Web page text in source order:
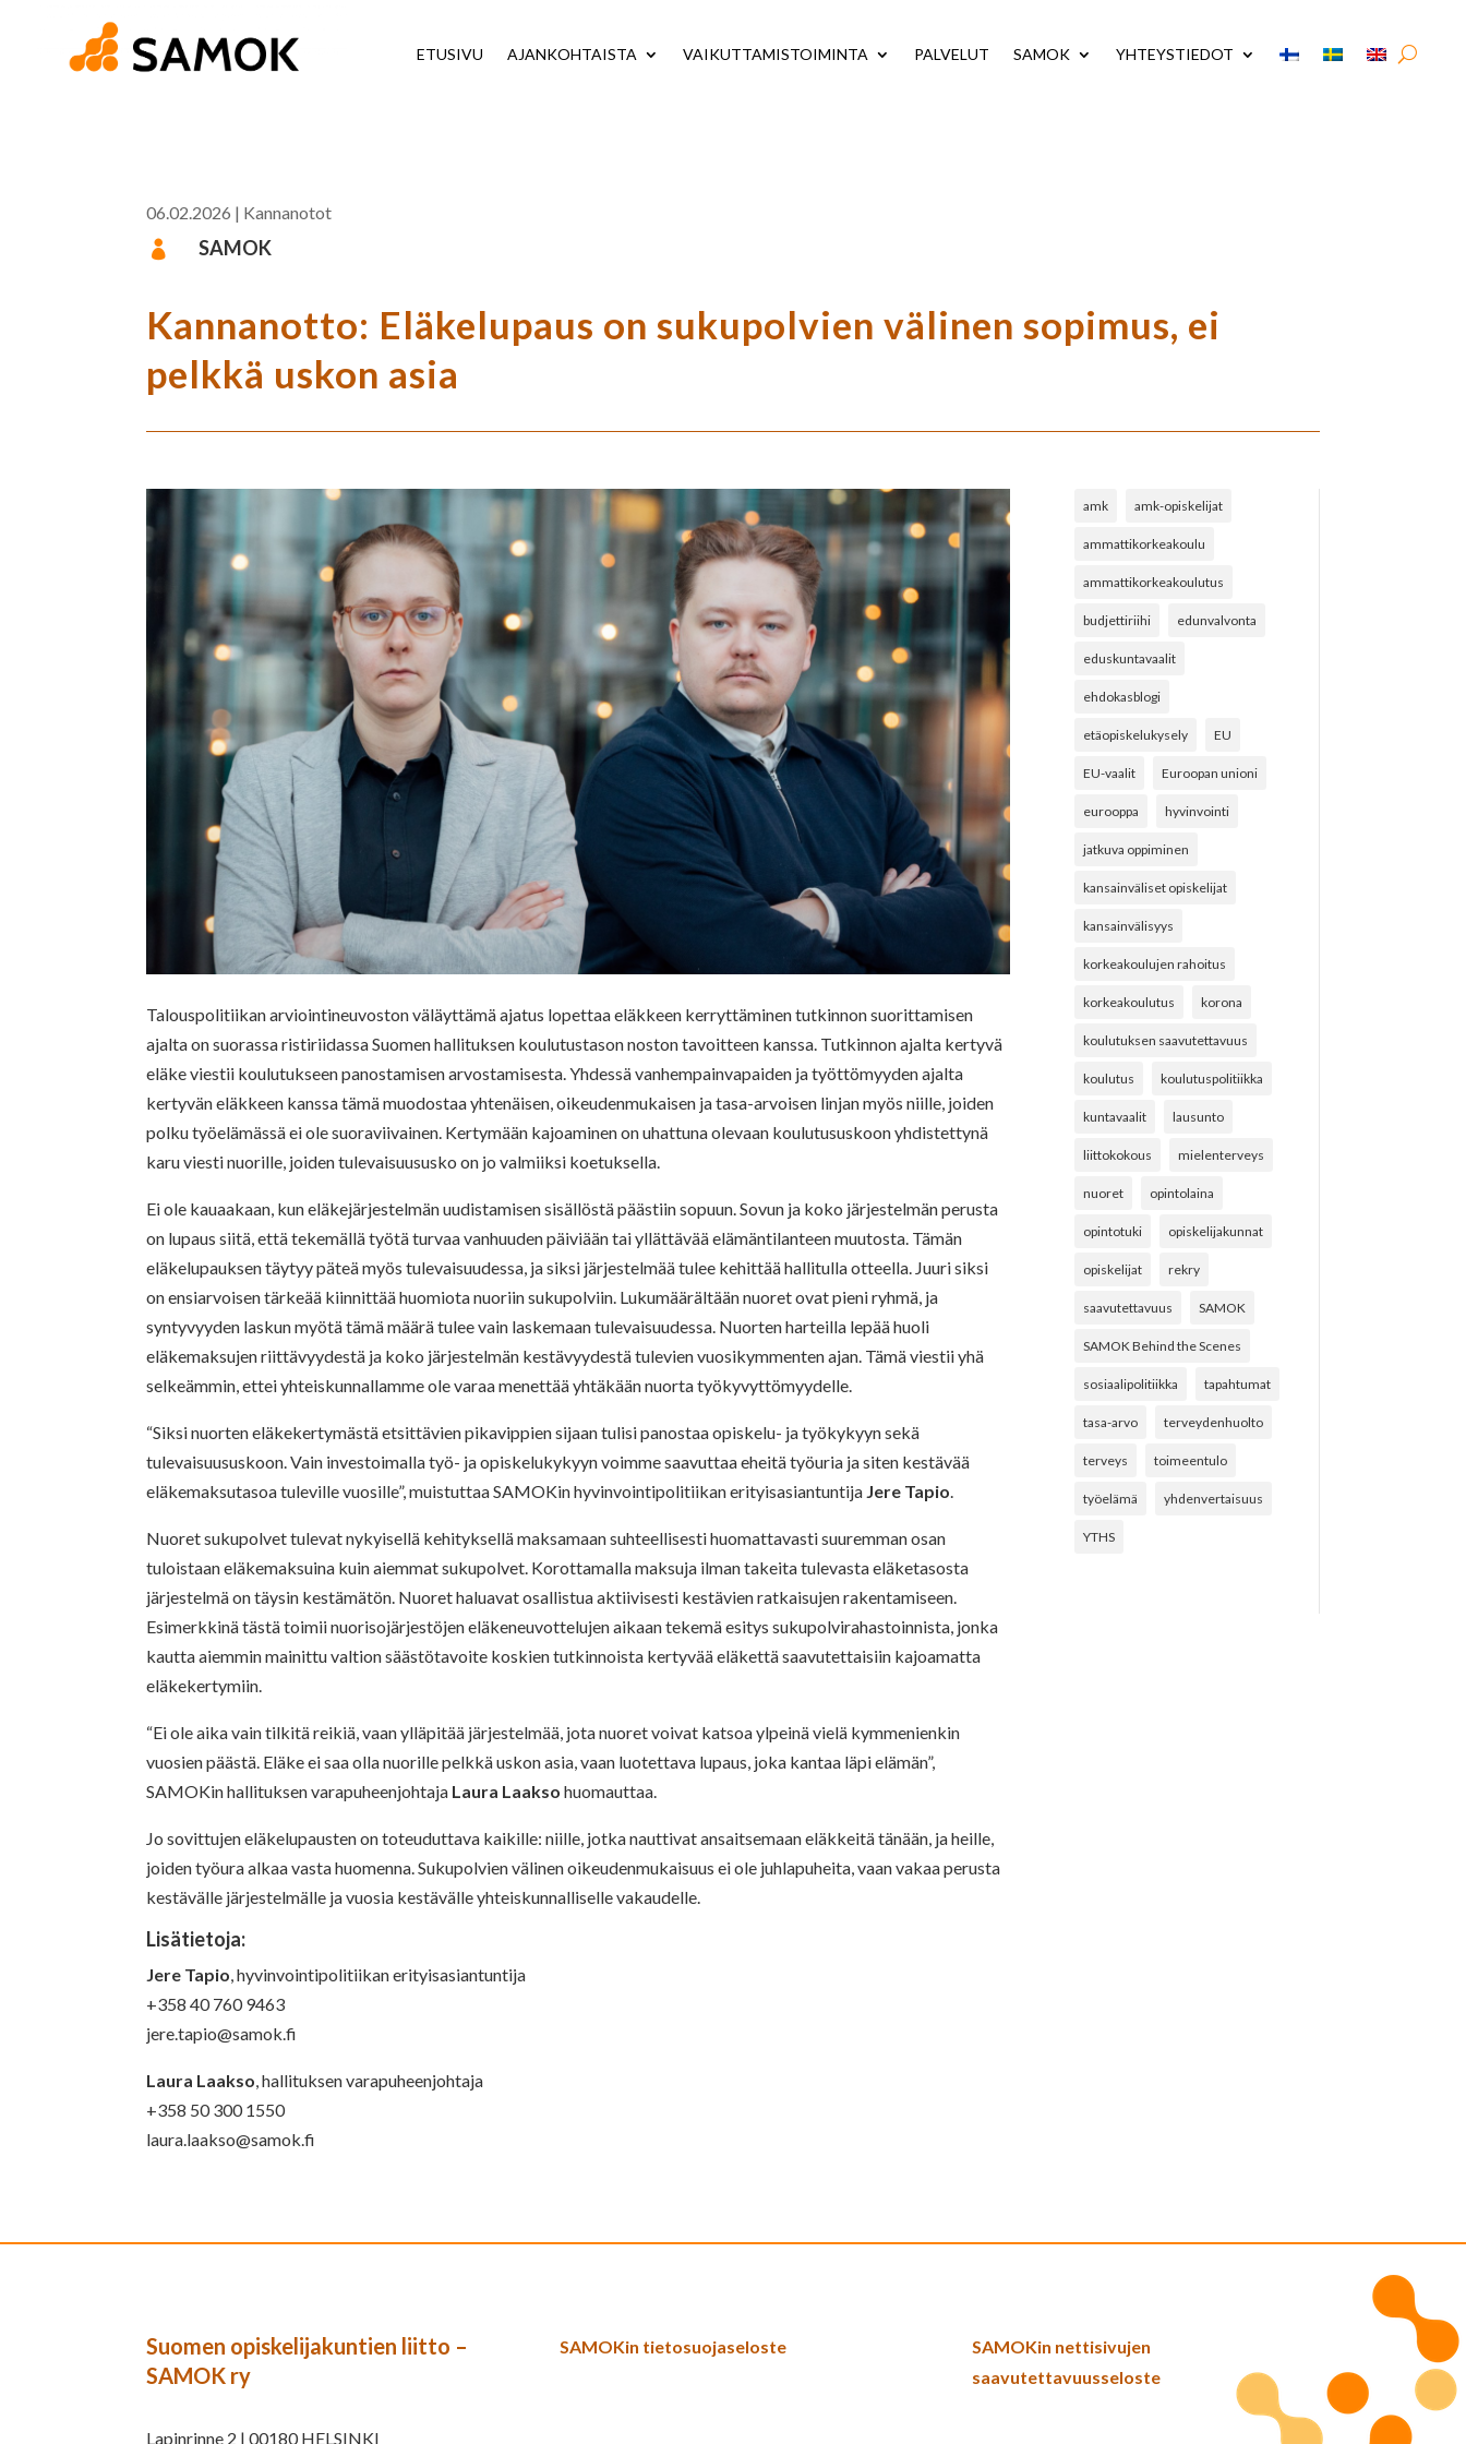
ETUSIVU AJANKOHTAISTA VAIKUTTAMISTOIMINTA PALVELUT SAMOK YHTEYSTIEDOT
06.02.2026 | Kannanotot
 SAMOK
Kannanotto: Eläkelupaus on sukupolvien välinen sopimus, ei
pelkkä uskon asia
Talouspolitiikan arviointineuvoston väläyttämä ajatus lopettaa eläkkeen kerryttäminen tutkinnon suorittamisen
ajalta on suorassa ristiriidassa Suomen hallituksen koulutustason noston tavoitteen kanssa. Tutkinnon ajalta kertyvä
eläke viestii koulutukseen panostamisen arvostamisesta. Yhdessä vanhempainvapaiden ja työttömyyden ajalta
kertyvän eläkkeen kanssa tämä muodostaa yhtenäisen, oikeudenmukaisen ja tasa-arvoisen linjan myös niille, joiden
polku työelämässä ei ole suoraviivainen. Kertymään kajoaminen on uhattuna olevaan koulutususkoon yhdistettynä
karu viesti nuorille, joiden tulevaisuususko on jo valmiiksi koetuksella.
Ei ole kauaakaan, kun eläkejärjestelmän uudistamisen sisällöstä päästiin sopuun. Sovun ja koko järjestelmän perusta
on lupaus siitä, että tekemällä työtä turvaa vanhuuden päiviään tai yllättävää elämäntilanteen muutosta. Tämän
eläkelupauksen täytyy päteä myös tulevaisuudessa, ja siksi järjestelmää tulee kehittää hallitulla otteella. Juuri siksi
on ensiarvoisen tärkeää kiinnittää huomiota nuoriin sukupolviin. Lukumäärältään nuoret ovat pieni ryhmä, ja
syntyvyyden laskun myötä tämä määrä tulee vain laskemaan tulevaisuudessa. Nuorten harteilla lepää huoli
eläkemaksujen riittävyydestä ja koko järjestelmän kestävyydestä tulevien vuosikymmenten ajan. Tämä viestii yhä
selkeämmin, ettei yhteiskunnallamme ole varaa menettää yhtäkään nuorta työkyvyttömyydelle.
“Siksi nuorten eläkekertymästä etsittävien pikavippien sijaan tulisi panostaa opiskelu- ja työkykyyn sekä
tulevaisuususkoon. Vain investoimalla työ- ja opiskelukykyyn voimme saavuttaa eheitä työuria ja siten kestävää
eläkemaksutasoa tuleville vuosille”, muistuttaa SAMOKin hyvinvointipolitiikan erityisasiantuntija Jere Tapio.
Nuoret sukupolvet tulevat nykyisellä kehityksellä maksamaan suhteellisesti huomattavasti suuremman osan
tuloistaan eläkemaksuina kuin aiemmat sukupolvet. Korottamalla maksuja ilman takeita tulevasta eläketasosta
järjestelmä on täysin kestämätön. Nuoret haluavat osallistua aktiivisesti kestävien ratkaisujen rakentamiseen.
Esimerkkinä tästä toimii nuorisojärjestöjen eläkeneuvottelujen aikaan tekemä esitys sukupolvirahastoinnista, jonka
kautta aiemmin mainittu valtion säästötavoite koskien tutkinnoista kertyvää eläkettä saavutettaisiin kajoamatta
eläkekertymiin.
“Ei ole aika vain tilkitä reikiä, vaan ylläpitää järjestelmää, jota nuoret voivat katsoa ylpeinä vielä kymmenienkin
vuosien päästä. Eläke ei saa olla nuorille pelkkä uskon asia, vaan luotettava lupaus, joka kantaa läpi elämän”,
SAMOKin hallituksen varapuheenjohtaja Laura Laakso huomauttaa.
Jo sovittujen eläkelupausten on toteuduttava kaikille: niille, jotka nauttivat ansaitsemaan eläkkeitä tänään, ja heille,
joiden työura alkaa vasta huomenna. Sukupolvien välinen oikeudenmukaisuus ei ole juhlapuheita, vaan vakaa perusta
kestävälle järjestelmälle ja vuosia kestävälle yhteiskunnalliselle vakaudelle.
Lisätietoja:
Jere Tapio, hyvinvointipolitiikan erityisasiantuntija
+358 40 760 9463
jere.tapio@samok.fi
Laura Laakso, hallituksen varapuheenjohtaja
+358 50 300 1550
laura.laakso@samok.fi
amk amk-opiskelijat
ammattikorkeakoulu
ammattikorkeakoulutus
budjettiriihi edunvalvonta
eduskuntavaalit
ehdokasblogi
etäopiskelukysely EU
EU-vaalit Euroopan unioni
eurooppa hyvinvointi
jatkuva oppiminen
kansainväliset opiskelijat
kansainvälisyys
korkeakoulujen rahoitus
korkeakoulutus korona
koulutuksen saavutettavuus
koulutus koulutuspolitiikka
kuntavaalit lausunto
liittokokous mielenterveys
nuoret opintolaina
opintotuki opiskelijakunnat
opiskelijat rekry
saavutettavuus SAMOK
SAMOK Behind the Scenes
sosiaalipolitiikka tapahtumat
tasa-arvo terveydenhuolto
terveys toimeentulo
työelämä yhdenvertaisuus
YTHS
Suomen opiskelijakuntien liitto –
SAMOK ry
Lapinrinne 2 | 00180 HELSINKI
SAMOKin tietosuojaseloste
SAMOKin nettisivujen
saavutettavuusseloste